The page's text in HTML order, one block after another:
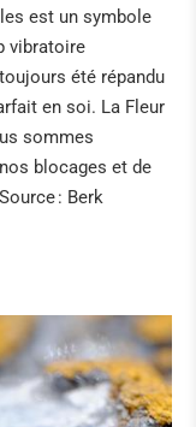
est un symbole
vibratoire
été répandu
en soi. La Fleur
sommes
blocages et de
: Berk